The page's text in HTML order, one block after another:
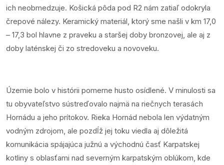
ich neobmedzuje. Košická pôda pod R2 nám zatiaľ odokryla
črepové nálezy. Keramický materiál, ktorý sme našli v km 17,0
– 17,3 bol hlavne z praveku a staršej doby bronzovej, ale aj z
doby laténskej či zo stredoveku a novoveku.
Územie bolo v histórii pomerne husto osídlené. V minulosti sa
tu obyvateľstvo sústreďovalo najmä na riečnych terasách
Hornádu a jeho prítokov. Rieka Hornád nebola len výdatným
vodným zdrojom, ale pozdĺž jej toku viedla aj dôležitá
komunikácia spájajúca južnú a východnú časť Karpatskej
kotliny s oblasťami nad severným karpatským oblúkom, kde